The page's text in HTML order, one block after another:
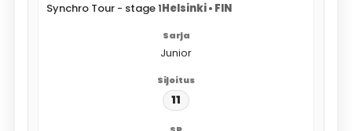
Synchro Tour - stage 1Helsinki • FIN
Junior
11